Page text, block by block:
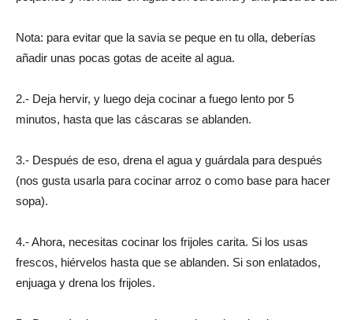
Nota: para evitar que la savia se peque en tu olla, deberías
añadir unas pocas gotas de aceite al agua.
2.- Deja hervir, y luego deja cocinar a fuego lento por 5
minutos, hasta que las cáscaras se ablanden.
3.- Después de eso, drena el agua y guárdala para después
(nos gusta usarla para cocinar arroz o como base para hacer
sopa).
4.- Ahora, necesitas cocinar los frijoles carita. Si los usas
frescos, hiérvelos hasta que se ablanden. Si son enlatados,
enjuaga y drena los frijoles.